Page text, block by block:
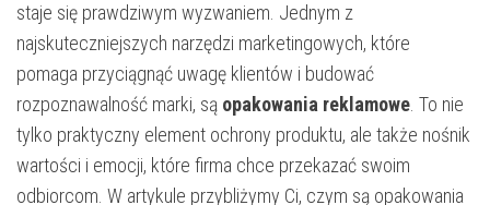
staje się prawdziwym wyzwaniem. Jednym z
najskuteczniejszych narzędzi marketingowych, które
pomaga przyciągnąć uwagę klientów i budować
rozpoznawalność marki, są opakowania reklamowe . To nie
tylko praktyczny element ochrony produktu, ale także nośnik
wartości i emocji, które firma chce przekazać swoim
odbiorcom. W artykule przybliżymy Ci, czym są opakowania